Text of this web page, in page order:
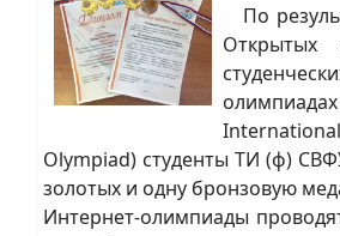
По
Открытых
Olympiad) студенты ТИ (ф)
золотых и одну бронзовую
Интернет-олимпиады